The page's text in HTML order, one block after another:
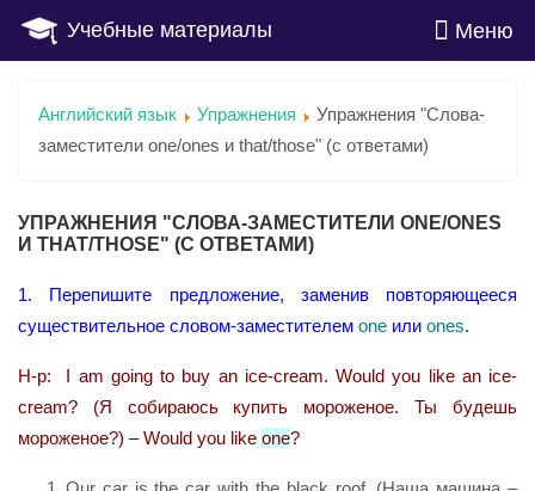
Учебные материалы Меню
Английский язык Упражнения
Упражнения "Слова-
заместители one/ones и that/those" (с ответами)
УПРАЖНЕНИЯ "СЛОВА-ЗАМЕСТИТЕЛИ ONE/ONES
И THAT/THOSE" (С ОТВЕТАМИ)
1. Перепишите предложение, заменив повторяющееся
существительное словом-заместителем one или ones.
Н-р: I am going to buy an ice-cream. Would you like an ice-
cream? (Я собираюсь купить мороженое. Ты будешь
мороженое?) – Would you like one?